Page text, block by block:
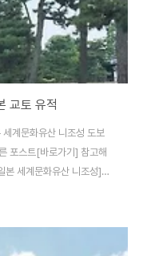
교토 유적
계문화유산 니조성 도보
포스트[바로가기] 참고해
본 세계문화유산 니조성]
망루서쪽 다리북쪽 중간
나 유적지는 없고, 잘 만들
년에 지어진 문으로 쇼군,